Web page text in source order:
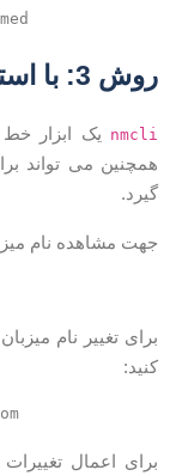
3: با استفاده از دستور
می تواند
مشاهده نام
تغییر نام میزبان
اعمال